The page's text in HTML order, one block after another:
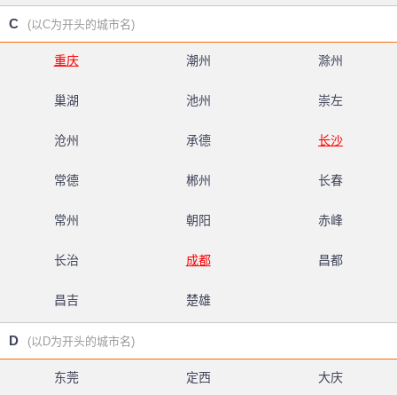
C (以C为开头的城市名)
重庆 潮州 滁州
巢湖 池州 崇左
沧州 承德 长沙
常德 郴州 长春
常州 朝阳 赤峰
长治 成都 昌都
昌吉 楚雄
D (以D为开头的城市名)
东莞 定西 大庆